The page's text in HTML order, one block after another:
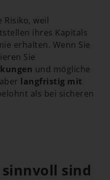
weil
ihres Kapitals
erhalten. Wenn Sie
Sie
und mögliche
langfristig mit
als bei sicheren
sind